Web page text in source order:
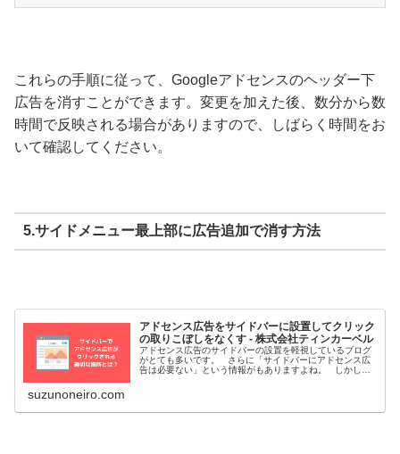
これらの手順に従って、Googleアドセンスのヘッダー下
広告を消すことができます。変更を加えた後、数分から数
時間で反映される場合がありますので、しばらく時間をお
いて確認してください。
5.サイドメニュー最上部に広告追加で消す方法
アドセンス広告をサイドバーに設置してクリック
の取りこぼしをなくす - 株式会社ティンカーベル
アドセンス広告のサイドバーの設置を軽視しているブログ
がとても多いです。 さらに「サイドバーにアドセンス広
告は必要ない」という情報がもありますよね。 しかし、
suzunoneiro.com